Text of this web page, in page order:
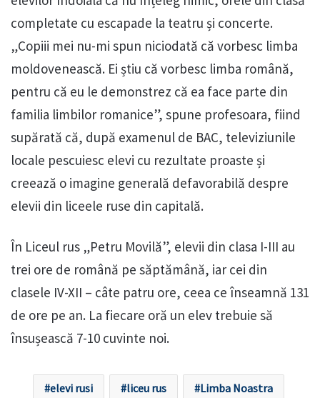
completate cu escapade la teatru și concerte.
„Copiii mei nu-mi spun niciodată că vorbesc limba
moldovenească. Ei știu că vorbesc limba română,
pentru că eu le demonstrez că ea face parte din
familia limbilor romanice”, spune profesoara, fiind
supărată că, după examenul de BAC, televiziunile
locale pescuiesc elevi cu rezultate proaste și
creează o imagine generală defavorabilă despre
elevii din liceele ruse din capitală.
În Liceul rus „Petru Movilă”, elevii din clasa I-III au
trei ore de română pe săptămână, iar cei din
clasele IV-XII – câte patru ore, ceea ce înseamnă 131
de ore pe an. La fiecare oră un elev trebuie să
însușească 7-10 cuvinte noi.
elevi rusi liceu rus Limba Noastra